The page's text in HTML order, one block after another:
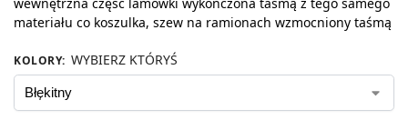
materiału co koszulka, szew na ramionach wzmocniony taśmą
KOLORY: WYBIERZ KTÓRYŚ